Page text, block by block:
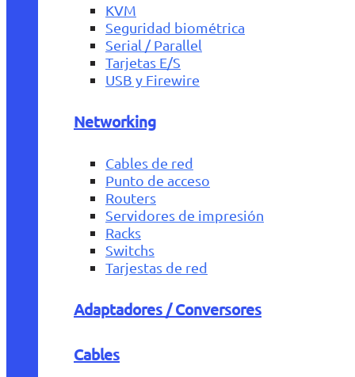
KVM
Seguridad biométrica
Serial / Parallel
Tarjetas E/S
USB y Firewire
Networking
Cables de red
Punto de acceso
Routers
Servidores de impresión
Racks
Switchs
Tarjestas de red
Adaptadores / Conversores
Cables